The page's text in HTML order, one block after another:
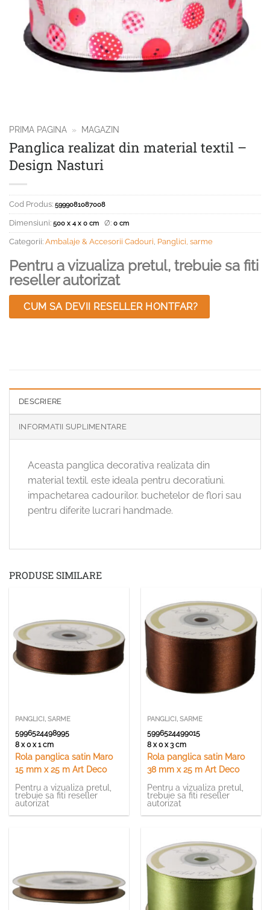
PRIMA PAGINA » MAGAZIN
Panglica realizat din material textil –
Design Nasturi
Cod Produs: 5999081087008
Dimensiuni: 500 x 4 x 0 cm Ø: 0 cm
Categorii: Ambalaje & Accesorii Cadouri Panglici, sarme
Pentru a vizualiza pretul, trebuie sa fiti
reseller autorizat
CUM SA DEVII RESELLER HONTFAR?
DESCRIERE
INFORMATII SUPLIMENTARE
Aceasta panglica decorativa realizata din
material textil. este ideala pentru decoratiuni.
impachetarea cadourilor. buchetelor de flori sau
pentru diferite lucrari handmade.
PRODUSE SIMILARE
PANGLICI, SARME
5996524498995
8 x 0 x 1 cm
Rola panglica satin Maro
15 mm x 25 m Art Deco
Pentru a vizualiza pretul,
trebuie sa fiti reseller
autorizat
PANGLICI, SARME
5996524499015
8 x 0 x 3 cm
Rola panglica satin Maro
38 mm x 25 m Art Deco
Pentru a vizualiza pretul,
trebuie sa fiti reseller
autorizat